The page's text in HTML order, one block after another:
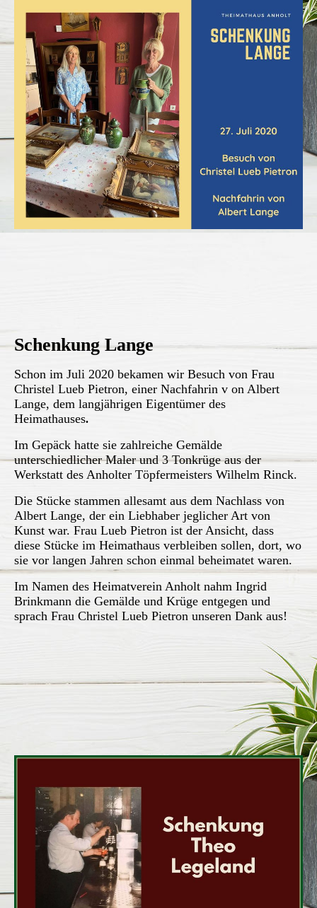
Schenkung Lange
Schon im Juli 2020 bekamen wir Besuch von Frau
Christel Lueb Pietron, einer Nachfahrin v on Albert
Lange, dem langjährigen Eigentümer des
Heimathauses.
Im Gepäck hatte sie zahlreiche Gemälde
unterschiedlicher Maler und 3 Tonkrüge aus der
Werkstatt des Anholter Töpfermeisters Wilhelm Rinck.
Die Stücke stammen allesamt aus dem Nachlass von
Albert Lange, der ein Liebhaber jeglicher Art von
Kunst war. Frau Lueb Pietron ist der Ansicht, dass
diese Stücke im Heimathaus verbleiben sollen, dort, wo
sie vor langen Jahren schon einmal beheimatet waren.
Im Namen des Heimatverein Anholt nahm Ingrid
Brinkmann die Gemälde und Krüge entgegen und
sprach Frau Christel Lueb Pietron unseren Dank aus!